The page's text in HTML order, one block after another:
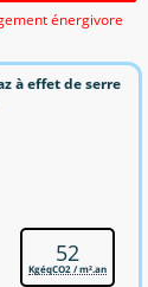
énergivore
à effet de serre
52
KgéqCO2 / m².an